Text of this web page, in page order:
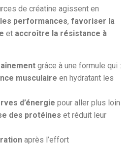
de créatine agissent en
performances, favoriser la
et accroître la résistance à
grâce à une formule qui :
musculaire en hydratant les
d’énergie pour aller plus loin
des protéines et réduit leur
après l’effort